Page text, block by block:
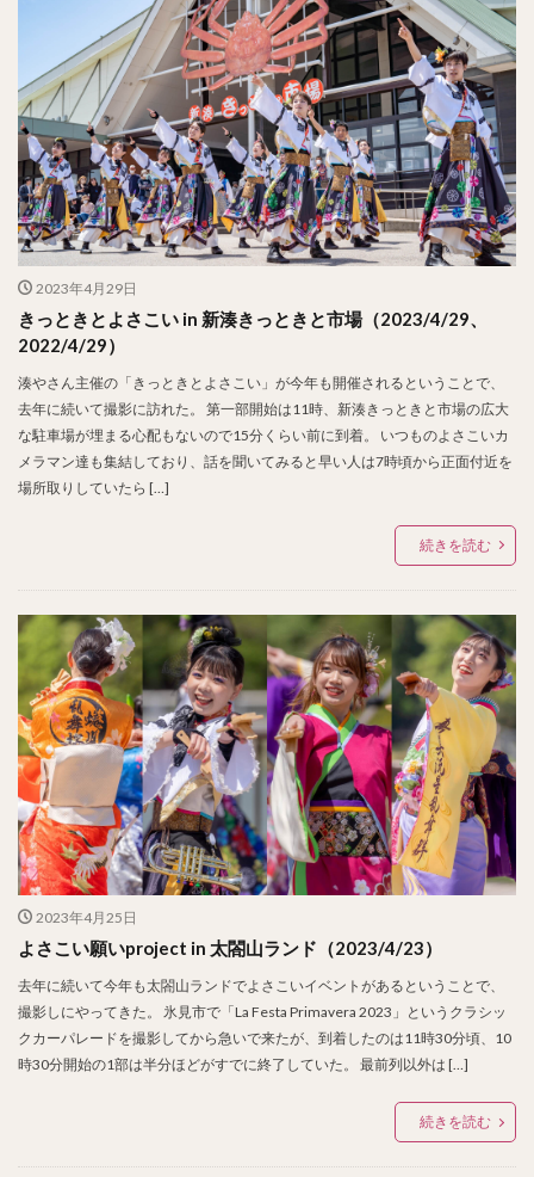
2023年4月29日
きっときとよさこい in 新湊きっときと市場（2023/4/29、
2022/4/29）
湊やさん主催の「きっときとよさこい」が今年も開催されるということで、
去年に続いて撮影に訪れた。 第一部開始は11時、新湊きっときと市場の広大
な駐車場が埋まる心配もないので15分くらい前に到着。 いつものよさこいカ
メラマン達も集結しており、話を聞いてみると早い人は7時頃から正面付近を
場所取りしていたら […]
続きを読む
2023年4月25日
よさこい願いproject in 太閤山ランド（2023/4/23）
去年に続いて今年も太閤山ランドでよさこいイベントがあるということで、
撮影しにやってきた。 氷見市で「La Festa Primavera 2023」というクラシッ
クカーパレードを撮影してから急いで来たが、到着したのは11時30分頃、10
時30分開始の1部は半分ほどがすでに終了していた。 最前列以外は […]
続きを読む